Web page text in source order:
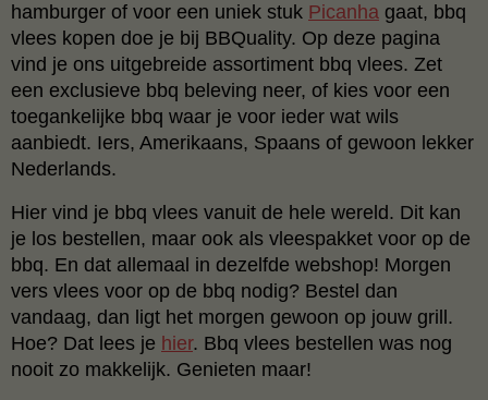
hamburger of voor een uniek stuk Picanha gaat, bbq
vlees kopen doe je bij BBQuality. Op deze pagina
vind je ons uitgebreide assortiment bbq vlees. Zet
een exclusieve bbq beleving neer, of kies voor een
toegankelijke bbq waar je voor ieder wat wils
aanbiedt. Iers, Amerikaans, Spaans of gewoon lekker
Nederlands.
Hier vind je bbq vlees vanuit de hele wereld. Dit kan
je los bestellen, maar ook als vleespakket voor op de
bbq. En dat allemaal in dezelfde webshop! Morgen
vers vlees voor op de bbq nodig? Bestel dan
vandaag, dan ligt het morgen gewoon op jouw grill.
Hoe? Dat lees je hier. Bbq vlees bestellen was nog
nooit zo makkelijk. Genieten maar!